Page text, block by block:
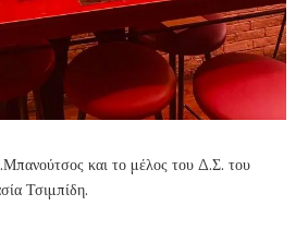
και το μέλος του Δ.Σ. του
Τσιμπίδη.